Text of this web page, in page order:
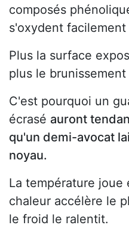
composés
s'oxydent
Plus la surface
plus le
C'est pourquoi un
écrasé auront
qu'un demi-avocat
noyau.
La température joue
chaleur accélère le
le froid le ralentit.